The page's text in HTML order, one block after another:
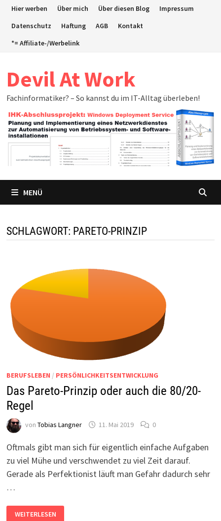
ZumHier werben Über mich Über diesen Blog
Impressum
Datenschutz
Haftung AGB
Kontakt
*= Affiliate-/Werbelink
Devil At Work
Fachinformatiker? – So kannst du im IT-Alltag überleben!
MENÜ
SCHLAGWORT: PARETO-PRINZIP
BERUFSLEBEN / PERSÖNLICHKEITSENTWICKLUNG
Das Pareto-Prinzip oder auch die 80/20-
Regel
von Tobias Langner 11. Mai 2019 0
Oftmals gibt man sich für eigentlich einfache Aufgaben
zu viel Mühe und verschwendet zu viel Zeit darauf.
Gerade als Perfektionist läuft man Gefahr dadurch sehr
…
DAS
PARETO-
WEITERLESEN